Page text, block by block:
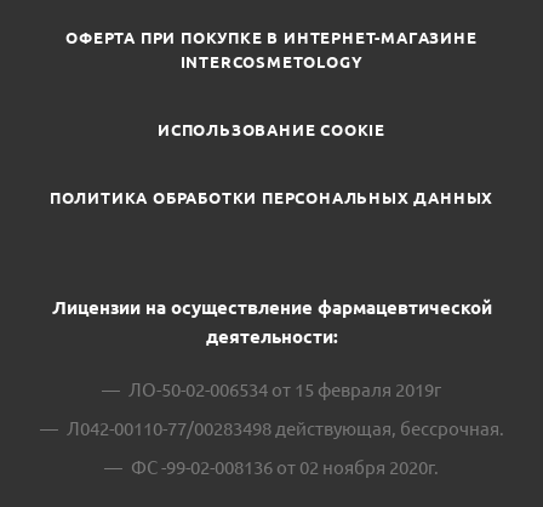
ОФЕРТА ПРИ ПОКУПКЕ В ИНТЕРНЕТ-МАГАЗИНЕ
INTERCOSMETOLOGY
ИСПОЛЬЗОВАНИЕ COOKIE
ПОЛИТИКА ОБРАБОТКИ ПЕРСОНАЛЬНЫХ ДАННЫХ
Лицензии на осуществление фармацевтической
деятельности:
ЛО-50-02-006534 от 15 февраля 2019г
Л042-00110-77/00283498 действующая, бессрочная.
ФС -99-02-008136 от 02 ноября 2020г.